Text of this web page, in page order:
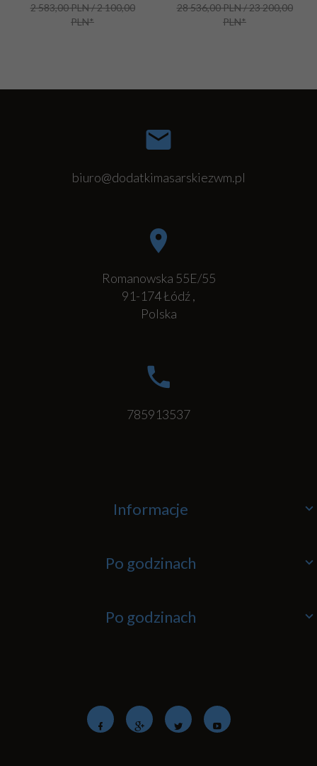
2 583,00 PLN / 2 100,00
PLN*
28 536,00 PLN / 23 200,00
PLN*
biuro@dodatkimasarskiezwm.pl
Romanowska 55E/55
91-174Łódź,
Polska
785913537
Informacje
Po godzinach
Po godzinach